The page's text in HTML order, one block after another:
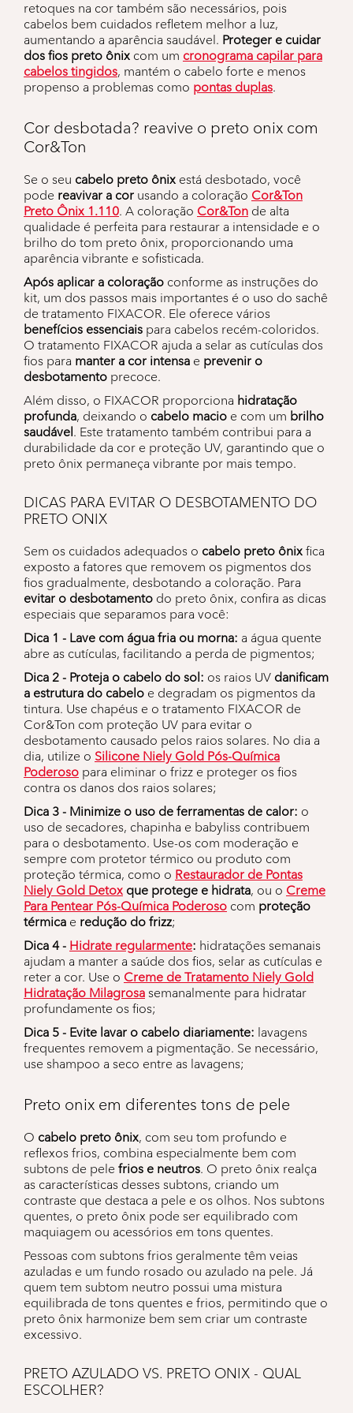
retoques na cor também são necessários, pois
cabelos bem cuidados refletem melhor a luz,
aumentando a aparência saudável. Proteger e cuidar
dos fios preto ônix com um cronograma capilar para
cabelos tingidos, mantém o cabelo forte e menos
propenso a problemas como pontas duplas.
Cor desbotada? reavive o preto onix com
Cor&Ton
Se o seu cabelo preto ônix está desbotado, você
pode reavivar a cor usando a coloração Cor&Ton
Preto Ônix 1.110. A coloração Cor&Ton de alta
qualidade é perfeita para restaurar a intensidade e o
brilho do tom preto ônix, proporcionando uma
aparência vibrante e sofisticada.
Após aplicar a coloração conforme as instruções do
kit, um dos passos mais importantes é o uso do sachê
de tratamento FIXACOR. Ele oferece vários
benefícios essenciais para cabelos recém-coloridos.
O tratamento FIXACOR ajuda a selar as cutículas dos
fios para manter a cor intensa e prevenir o
desbotamento precoce.
Além disso, o FIXACOR proporciona hidratação
profunda, deixando o cabelo macio e com um brilho
saudável. Este tratamento também contribui para a
durabilidade da cor e proteção UV, garantindo que o
preto ônix permaneça vibrante por mais tempo.
DICAS PARA EVITAR O DESBOTAMENTO DO
PRETO ONIX
Sem os cuidados adequados o cabelo preto ônix fica
exposto a fatores que removem os pigmentos dos
fios gradualmente, desbotando a coloração. Para
evitar o desbotamento do preto ônix, confira as dicas
especiais que separamos para você:
Dica 1 - Lave com água fria ou morna: a água quente
abre as cutículas, facilitando a perda de pigmentos;
Dica 2 - Proteja o cabelo do sol: os raios UV danificam
a estrutura do cabelo e degradam os pigmentos da
tintura. Use chapéus e o tratamento FIXACOR de
Cor&Ton com proteção UV para evitar o
desbotamento causado pelos raios solares. No dia a
dia, utilize o Silicone Niely Gold Pós-Química
Poderoso para eliminar o frizz e proteger os fios
contra os danos dos raios solares;
Dica 3 - Minimize o uso de ferramentas de calor: o
uso de secadores, chapinha e babyliss contribuem
para o desbotamento. Use-os com moderação e
sempre com protetor térmico ou produto com
proteção térmica, como o Restaurador de Pontas
Niely Gold Detox que protege e hidrata, ou o Creme
Para Pentear Pós-Química Poderoso com proteção
térmica e redução do frizz;
Dica 4 - Hidrate regularmente: hidratações semanais
ajudam a manter a saúde dos fios, selar as cutículas e
reter a cor. Use o Creme de Tratamento Niely Gold
Hidratação Milagrosa semanalmente para hidratar
profundamente os fios;
Dica 5 - Evite lavar o cabelo diariamente: lavagens
frequentes removem a pigmentação. Se necessário,
use shampoo a seco entre as lavagens;
Preto onix em diferentes tons de pele
O cabelo preto ônix, com seu tom profundo e
reflexos frios, combina especialmente bem com
subtons de pele frios e neutros. O preto ônix realça
as características desses subtons, criando um
contraste que destaca a pele e os olhos. Nos subtons
quentes, o preto ônix pode ser equilibrado com
maquiagem ou acessórios em tons quentes.
Pessoas com subtons frios geralmente têm veias
azuladas e um fundo rosado ou azulado na pele. Já
quem tem subtom neutro possui uma mistura
equilibrada de tons quentes e frios, permitindo que o
preto ônix harmonize bem sem criar um contraste
excessivo.
PRETO AZULADO VS. PRETO ONIX - QUAL
ESCOLHER?